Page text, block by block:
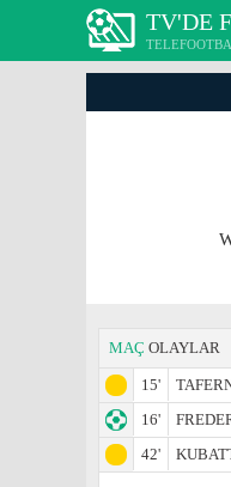
TV'DE
MAÇ OLAYLAR
15'
16'
42'